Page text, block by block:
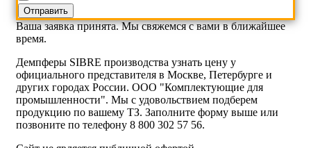
Ваша заявка принята. Мы свяжемся с вами в ближайшее
время.
Демпферы SIBRE производства узнать цену у
официального представителя в Москве, Петербурге и
других городах России. ООО "Комплектующие для
промышленности". Мы с удовольствием подберем
продукцию по вашему ТЗ. Заполните форму выше или
позвоните по телефону 8 800 302 57 56.